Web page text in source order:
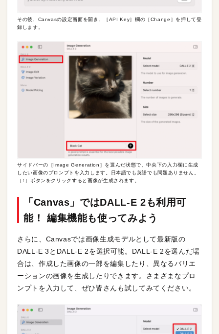
その後、Canvasの設定画面を開き、［API Key］欄の［Change］を押して登
録します。
サイドバーの［Image Generation］を選んだ状態で、中央下の入力欄に生成
したい画像のプロンプトを入力します。日本語でも英語でも問題ありません。
［↑］ボタンをクリックすると画像が生成されます。
「Canvas」ではDALL-E 2も利用可
能！ 編集機能も使ってみよう
さらに、Canvasでは画像生成モデルとして最新版の
DALL-E 3とDALL-E 2を選択可能。DALL-E 2を選んだ場
合は、作成した画像の一部を編集したり、異なるバリエ
ーションの画像を生成したりできます。さまざまなプロ
ンプトを入力して、ぜひ皆さんも試してみてください。